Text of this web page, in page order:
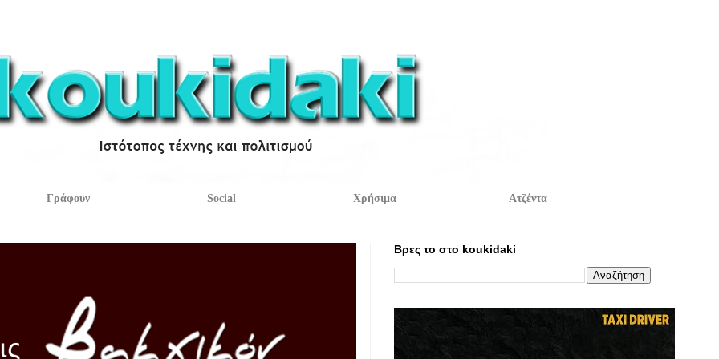
Γράφουν Social Χρήσιμα Ατζέντα
Βρες το στο koukidaki